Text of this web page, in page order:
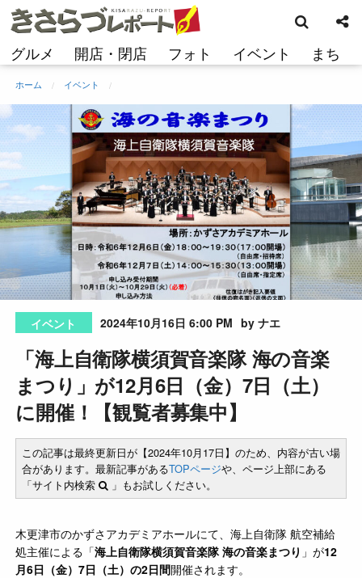
コ
ン
ン
へ
ス
キ
ッ
プ
グルメ 開店・閉店 フォト イベント まち
索
ホーム イベント
イベント 2024年10月16日 6:00 PM by ナエ
「海上自衛隊横須賀音楽隊 海の音楽
まつり」が12月6日（金）7日（土）
に開催！【観覧者募集中】
この記事は最終更新日が【2024年10月17日】のため、内容が古い場
合があります。最新記事があるTOPページや、ページ上部にある
「サイト内検索
」もお試しください。
木更津市のかずさアカデミアホールにて、海上自衛隊 航空補給
処主催による「海上自衛隊横須賀音楽隊 海の音楽まつり 」が12
月6日（金）7日（土）の2日間開催されます。